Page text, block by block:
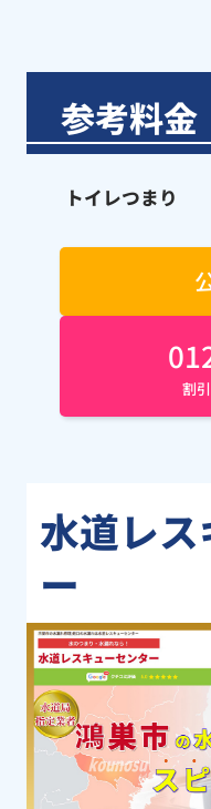
参考料金
トイレつまり
割
水道レ
ー